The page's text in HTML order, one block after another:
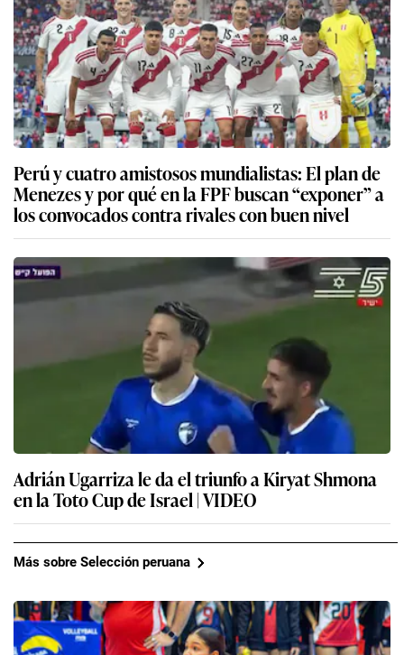
Perú y cuatro amistosos mundialistas: El plan de
Menezes y por qué en la FPF buscan “exponer” a
los convocados contra rivales con buen nivel
Adrián Ugarriza le da el triunfo a Kiryat Shmona
en la Toto Cup de Israel | VIDEO
Más sobre Selección peruana